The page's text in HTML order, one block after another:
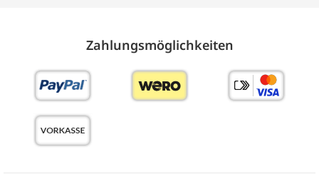
Zahlungs­möglich­keiten